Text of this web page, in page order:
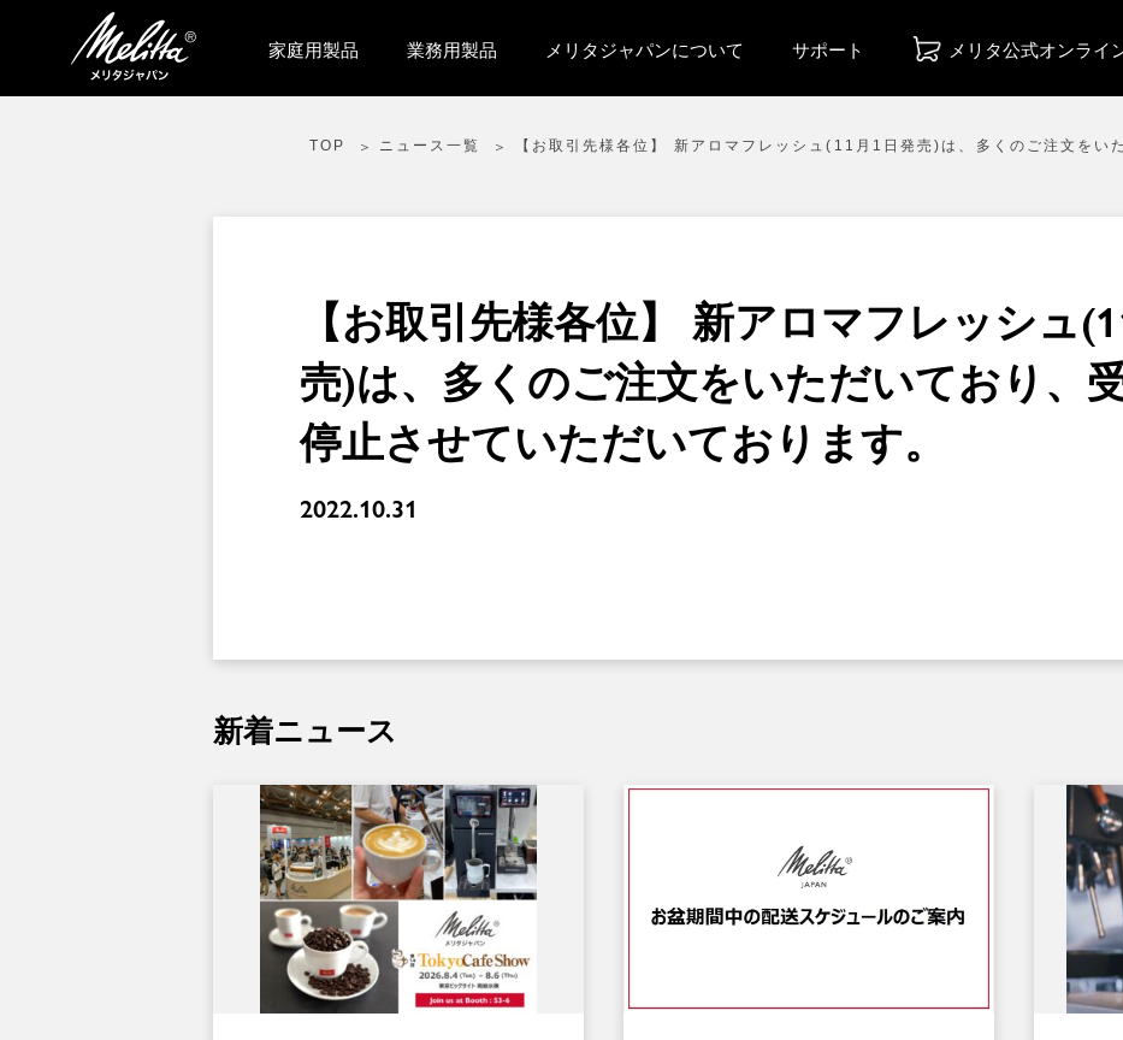
家庭用製品 業務用製品 メリタジャパンについて サポート メリタ公式オンライ
TOP ニュース一覧 【お取引先様各位】 新アロマフレッシュ(11月1日発売)は、多くのご注文をい
【お取引先様各位】 新アロマフレッシュ
売)は、多くのご注文をいただいており、
停止させていただいております。
2022.10.31
新着ニュース